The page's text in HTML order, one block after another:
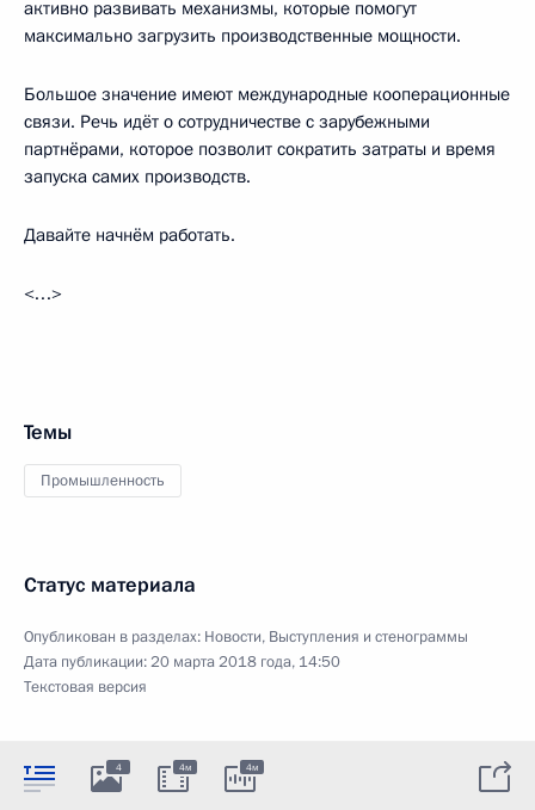
активно развивать механизмы, которые помогут
максимально загрузить производственные мощности.
Большое значение имеют международные кооперационные
связи. Речь идёт о сотрудничестве с зарубежными
партнёрами, которое позволит сократить затраты и время
запуска самих производств.
Давайте начнём работать.
<…>
Темы
Промышленность
Статус материала
Опубликован в разделах: Новости, Выступления и стенограммы
Дата публикации:20 марта 2018 года, 14:50
Текстовая версия
4 4м 4м